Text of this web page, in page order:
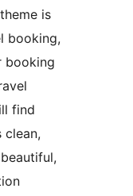
is
booking,
booking
find
clean,